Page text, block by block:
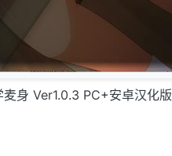
身 Ver1.0.3 PC+安卓汉化版